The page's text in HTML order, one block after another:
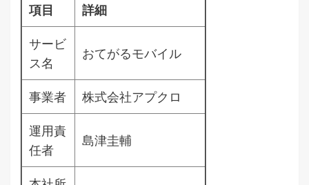
項目 詳細
サービ
ス名
おてがるモバイル
事業者 株式会社アプクロ
運用責
任者
島津圭輔